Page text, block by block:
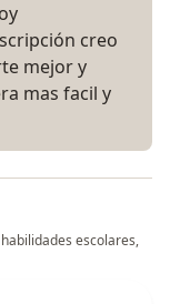
creo
mejor y
mas facil y
escolares,